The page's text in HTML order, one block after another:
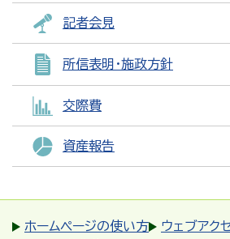
記者会見
所信表明・施政方針
交際費
資産報告
ホームページの使い方
ウェブアク